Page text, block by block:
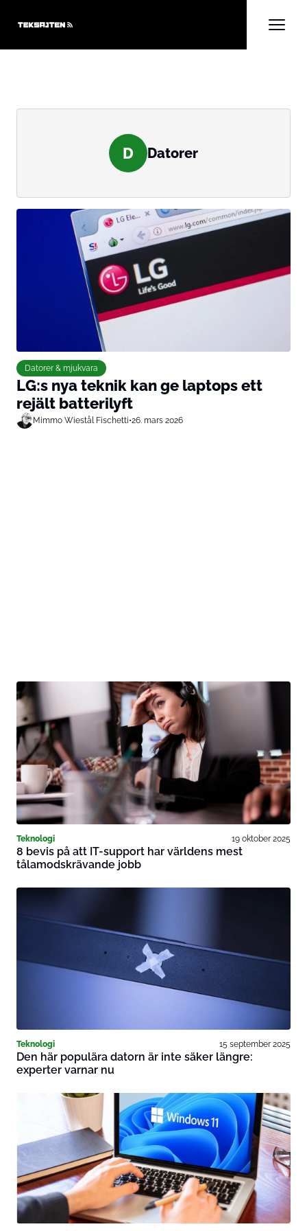
D Datorer
Datorer & mjukvara
LG:s nya teknik kan ge laptops ett
rejält batterilyft
Mimmo Wiestål Fischetti•26. mars 2026
Teknologi 19 oktober 2025
8 bevis på att IT-support har världens mest
tålamodskrävande jobb
Teknologi 15 september 2025
Den här populära datorn är inte säker längre:
experter varnar nu